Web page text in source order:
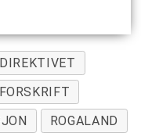
ROGALAND